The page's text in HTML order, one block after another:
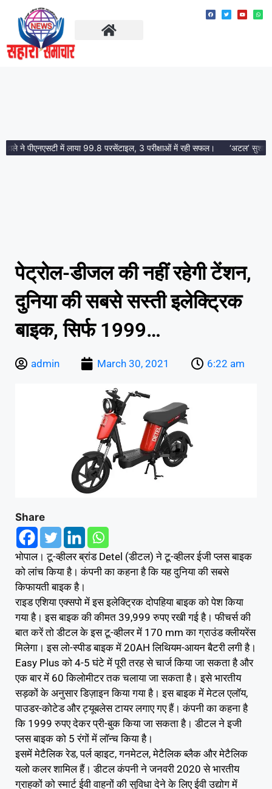
ने पीएनएसटी में लाया 99.8 परसेंटाइल, 3 परीक्षाओं में रही सफल। ‘अटल’ सुशासन भवन
पेट्रोल-डीजल की नहीं रहेगी टेंशन,
दुनिया की सबसे सस्ती इलेक्ट्रिक
बाइक, सिर्फ 1999…
admin March 30, 2021 6:22 am
Share
भोपाल। टू-व्हीलर ब्रांड Detel (डीटल) ने टू-व्हीलर ईजी प्लस बाइक
को लांच किया है। कंपनी का कहना है कि यह दुनिया की सबसे
किफायती बाइक है।
राइड एशिया एक्सपो में इस इलेक्ट्रिक दोपहिया बाइक को पेश किया
गया है। इस बाइक की कीमत 39,999 रुपए रखी गई है। फीचर्स की
बात करें तो डीटल के इस टू-व्हीलर में 170 mm का ग्राउंड क्लीयरेंस
मिलेगा। इस लो-स्पीड बाइक में 20AH लिथियम-आयन बैटरी लगी है।
Easy Plus को 4-5 घंटे में पूरी तरह से चार्ज किया जा सकता है और
एक बार में 60 किलोमीटर तक चलाया जा सकता है। इसे भारतीय
सड़कों के अनुसार डिज़ाइन किया गया है। इस बाइक में मेटल एलॉय,
पाउडर-कोटेड और ट्यूबलेस टायर लगाए गए हैं। कंपनी का कहना है
कि 1999 रुपए देकर प्री-बुक किया जा सकता है। डीटल ने इजी
प्लस बाइक को 5 रंगों में लॉन्च किया है।
इसमें मेटैलिक रेड, पर्ल व्हाइट, गनमेटल, मेटैलिक ब्लैक और मेटैलिक
यलो कलर शामिल हैं। डीटल कंपनी ने जनवरी 2020 से भारतीय
ग्राहकों को स्मार्ट ईवी वाहनों की सुविधा देने के लिए ईवी उद्योग में